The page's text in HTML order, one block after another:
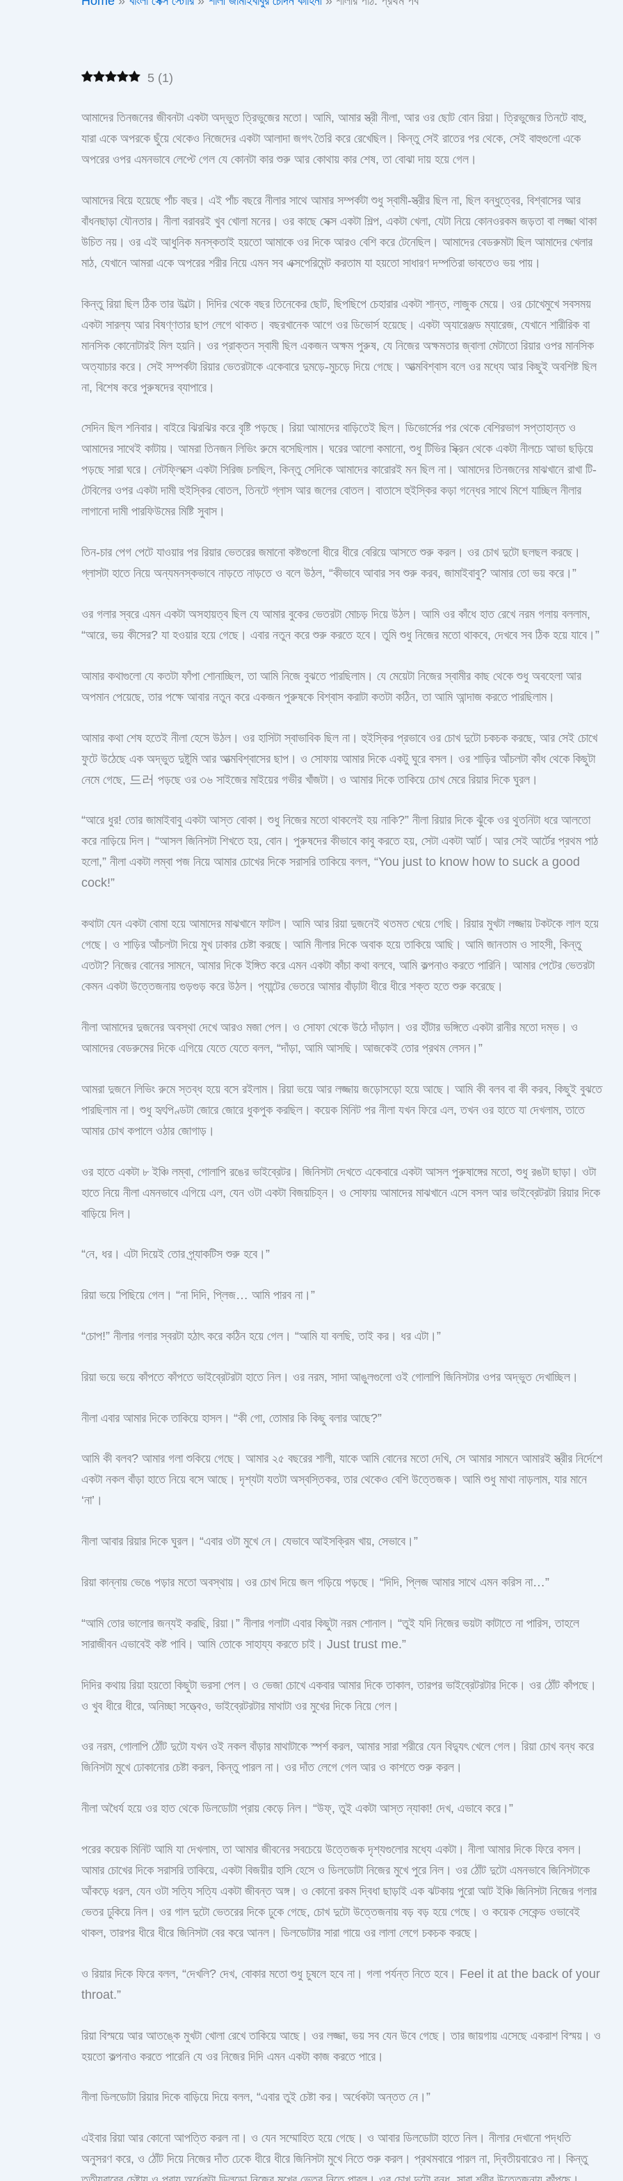
5 (1)
আমাদের তিনজনের জীবনটা একটা অদ্ভুত ত্রিভুজের মতো। আমি, আমার স্ত্রী নীলা, আর ওর ছোট বোন রিয়া। ত্রিভুজের তিনটে বাহু,
যারা একে অপরকে ছুঁয়ে থেকেও নিজেদের একটা আলাদা জগৎ তৈরি করে রেখেছিল। কিন্তু সেই রাতের পর থেকে, সেই বাহুগুলো একে
অপরের ওপর এমনভাবে লেপ্টে গেল যে কোনটা কার শুরু আর কোথায় কার শেষ, তা বোঝা দায় হয়ে গেল।
আমাদের বিয়ে হয়েছে পাঁচ বছর। এই পাঁচ বছরে নীলার সাথে আমার সম্পর্কটা শুধু স্বামী-স্ত্রীর ছিল না, ছিল বন্ধুত্বের, বিশ্বাসের আর
বাঁধনছাড়া যৌনতার। নীলা বরাবরই খুব খোলা মনের। ওর কাছে সেক্স একটা শিল্প, একটা খেলা, যেটা নিয়ে কোনওরকম জড়তা বা লজ্জা থাকা
উচিত নয়। ওর এই আধুনিক মনস্কতাই হয়তো আমাকে ওর দিকে আরও বেশি করে টেনেছিল। আমাদের বেডরুমটা ছিল আমাদের খেলার
মাঠ, যেখানে আমরা একে অপরের শরীর নিয়ে এমন সব এক্সপেরিমেন্ট করতাম যা হয়তো সাধারণ দম্পতিরা ভাবতেও ভয় পায়।
কিন্তু রিয়া ছিল ঠিক তার উল্টো। দিদির থেকে বছর তিনেকের ছোট, ছিপছিপে চেহারার একটা শান্ত, লাজুক মেয়ে। ওর চোখেমুখে সবসময়
একটা সারল্য আর বিষণ্ণতার ছাপ লেগে থাকত। বছরখানেক আগে ওর ডিভোর্স হয়েছে। একটা অ্যারেঞ্জড ম্যারেজ, যেখানে শারীরিক বা
মানসিক কোনোটারই মিল হয়নি। ওর প্রাক্তন স্বামী ছিল একজন অক্ষম পুরুষ, যে নিজের অক্ষমতার জ্বালা মেটাতো রিয়ার ওপর মানসিক
অত্যাচার করে। সেই সম্পর্কটা রিয়ার ভেতরটাকে একেবারে দুমড়ে-মুচড়ে দিয়ে গেছে। আত্মবিশ্বাস বলে ওর মধ্যে আর কিছুই অবশিষ্ট ছিল
না, বিশেষ করে পুরুষদের ব্যাপারে।
সেদিন ছিল শনিবার। বাইরে ঝিরঝির করে বৃষ্টি পড়ছে। রিয়া আমাদের বাড়িতেই ছিল। ডিভোর্সের পর থেকে বেশিরভাগ সপ্তাহান্ত ও
আমাদের সাথেই কাটায়। আমরা তিনজন লিভিং রুমে বসেছিলাম। ঘরের আলো কমানো, শুধু টিভির স্ক্রিন থেকে একটা নীলচে আভা ছড়িয়ে
পড়ছে সারা ঘরে। নেটফ্লিক্সে একটা সিরিজ চলছিল, কিন্তু সেদিকে আমাদের কারোরই মন ছিল না। আমাদের তিনজনের মাঝখানে রাখা টি-
টেবিলের ওপর একটা দামী হুইস্কির বোতল, তিনটে গ্লাস আর জলের বোতল। বাতাসে হুইস্কির কড়া গন্ধের সাথে মিশে যাচ্ছিল নীলার
লাগানো দামী পারফিউমের মিষ্টি সুবাস।
তিন-চার পেগ পেটে যাওয়ার পর রিয়ার ভেতরের জমানো কষ্টগুলো ধীরে ধীরে বেরিয়ে আসতে শুরু করল। ওর চোখ দুটো ছলছল করছে।
গ্লাসটা হাতে নিয়ে অন্যমনস্কভাবে নাড়তে নাড়তে ও বলে উঠল, “কীভাবে আবার সব শুরু করব, জামাইবাবু? আমার তো ভয় করে।”
ওর গলার স্বরে এমন একটা অসহায়ত্ব ছিল যে আমার বুকের ভেতরটা মোচড় দিয়ে উঠল। আমি ওর কাঁধে হাত রেখে নরম গলায় বললাম,
“আরে, ভয় কীসের? যা হওয়ার হয়ে গেছে। এবার নতুন করে শুরু করতে হবে। তুমি শুধু নিজের মতো থাকবে, দেখবে সব ঠিক হয়ে যাবে।”
আমার কথাগুলো যে কতটা ফাঁপা শোনাচ্ছিল, তা আমি নিজে বুঝতে পারছিলাম। যে মেয়েটা নিজের স্বামীর কাছ থেকে শুধু অবহেলা আর
অপমান পেয়েছে, তার পক্ষে আবার নতুন করে একজন পুরুষকে বিশ্বাস করাটা কতটা কঠিন, তা আমি আন্দাজ করতে পারছিলাম।
আমার কথা শেষ হতেই নীলা হেসে উঠল। ওর হাসিটা স্বাভাবিক ছিল না। হুইস্কির প্রভাবে ওর চোখ দুটো চকচক করছে, আর সেই চোখে
ফুটে উঠেছে এক অদ্ভুত দুষ্টুমি আর আত্মবিশ্বাসের ছাপ। ও সোফায় আমার দিকে একটু ঘুরে বসল। ওর শাড়ির আঁচলটা কাঁধ থেকে কিছুটা
নেমে গেছে, 드러 পড়ছে ওর ৩৬ সাইজের মাইয়ের গভীর খাঁজটা। ও আমার দিকে তাকিয়ে চোখ মেরে রিয়ার দিকে ঘুরল।
“আরে ধুর! তোর জামাইবাবু একটা আস্ত বোকা। শুধু নিজের মতো থাকলেই হয় নাকি?” নীলা রিয়ার দিকে ঝুঁকে ওর থুতনিটা ধরে আলতো
করে নাড়িয়ে দিল। “আসল জিনিসটা শিখতে হয়, বোন। পুরুষদের কীভাবে কাবু করতে হয়, সেটা একটা আর্ট। আর সেই আর্টের প্রথম পাঠ
হলো,” নীলা একটা লম্বা পজ নিয়ে আমার চোখের দিকে সরাসরি তাকিয়ে বলল, “You just to know how to suck a good
cock!”
কথাটা যেন একটা বোমা হয়ে আমাদের মাঝখানে ফাটল। আমি আর রিয়া দুজনেই থতমত খেয়ে গেছি। রিয়ার মুখটা লজ্জায় টকটকে লাল হয়ে
গেছে। ও শাড়ির আঁচলটা দিয়ে মুখ ঢাকার চেষ্টা করছে। আমি নীলার দিকে অবাক হয়ে তাকিয়ে আছি। আমি জানতাম ও সাহসী, কিন্তু
এতটা? নিজের বোনের সামনে, আমার দিকে ইঙ্গিত করে এমন একটা কাঁচা কথা বলবে, আমি কল্পনাও করতে পারিনি। আমার পেটের ভেতরটা
কেমন একটা উত্তেজনায় গুড়গুড় করে উঠল। প্যান্টের ভেতরে আমার বাঁড়াটা ধীরে ধীরে শক্ত হতে শুরু করেছে।
নীলা আমাদের দুজনের অবস্থা দেখে আরও মজা পেল। ও সোফা থেকে উঠে দাঁড়াল। ওর হাঁটার ভঙ্গিতে একটা রানীর মতো দম্ভ। ও
আমাদের বেডরুমের দিকে এগিয়ে যেতে যেতে বলল, “দাঁড়া, আমি আসছি। আজকেই তোর প্রথম লেসন।”
আমরা দুজনে লিভিং রুমে স্তব্ধ হয়ে বসে রইলাম। রিয়া ভয়ে আর লজ্জায় জড়োসড়ো হয়ে আছে। আমি কী বলব বা কী করব, কিছুই বুঝতে
পারছিলাম না। শুধু হৃৎপিণ্ডটা জোরে জোরে ধুকপুক করছিল। কয়েক মিনিট পর নীলা যখন ফিরে এল, তখন ওর হাতে যা দেখলাম, তাতে
আমার চোখ কপালে ওঠার জোগাড়।
ওর হাতে একটা ৮ ইঞ্চি লম্বা, গোলাপি রঙের ভাইব্রেটর। জিনিসটা দেখতে একেবারে একটা আসল পুরুষাঙ্গের মতো, শুধু রঙটা ছাড়া। ওটা
হাতে নিয়ে নীলা এমনভাবে এগিয়ে এল, যেন ওটা একটা বিজয়চিহ্ন। ও সোফায় আমাদের মাঝখানে এসে বসল আর ভাইব্রেটরটা রিয়ার দিকে
বাড়িয়ে দিল।
“নে, ধর। এটা দিয়েই তোর প্র্যাকটিস শুরু হবে।”
রিয়া ভয়ে পিছিয়ে গেল। “না দিদি, প্লিজ… আমি পারব না।”
“চোপ!” নীলার গলার স্বরটা হঠাৎ করে কঠিন হয়ে গেল। “আমি যা বলছি, তাই কর। ধর এটা।”
রিয়া ভয়ে ভয়ে কাঁপতে কাঁপতে ভাইব্রেটরটা হাতে নিল। ওর নরম, সাদা আঙুলগুলো ওই গোলাপি জিনিসটার ওপর অদ্ভুত দেখাচ্ছিল।
নীলা এবার আমার দিকে তাকিয়ে হাসল। “কী গো, তোমার কি কিছু বলার আছে?”
আমি কী বলব? আমার গলা শুকিয়ে গেছে। আমার ২৫ বছরের শালী, যাকে আমি বোনের মতো দেখি, সে আমার সামনে আমারই স্ত্রীর নির্দেশে
একটা নকল বাঁড়া হাতে নিয়ে বসে আছে। দৃশ্যটা যতটা অস্বস্তিকর, তার থেকেও বেশি উত্তেজক। আমি শুধু মাথা নাড়লাম, যার মানে
‘না’।
নীলা আবার রিয়ার দিকে ঘুরল। “এবার ওটা মুখে নে। যেভাবে আইসক্রিম খায়, সেভাবে।”
রিয়া কান্নায় ভেঙে পড়ার মতো অবস্থায়। ওর চোখ দিয়ে জল গড়িয়ে পড়ছে। “দিদি, প্লিজ আমার সাথে এমন করিস না…”
“আমি তোর ভালোর জন্যই করছি, রিয়া।” নীলার গলাটা এবার কিছুটা নরম শোনাল। “তুই যদি নিজের ভয়টা কাটাতে না পারিস, তাহলে
সারাজীবন এভাবেই কষ্ট পাবি। আমি তোকে সাহায্য করতে চাই। Just trust me.”
দিদির কথায় রিয়া হয়তো কিছুটা ভরসা পেল। ও ভেজা চোখে একবার আমার দিকে তাকাল, তারপর ভাইব্রেটরটার দিকে। ওর ঠোঁট কাঁপছে।
ও খুব ধীরে ধীরে, অনিচ্ছা সত্ত্বেও, ভাইব্রেটরটার মাথাটা ওর মুখের দিকে নিয়ে গেল।
ওর নরম, গোলাপি ঠোঁট দুটো যখন ওই নকল বাঁড়ার মাথাটাকে স্পর্শ করল, আমার সারা শরীরে যেন বিদ্যুৎ খেলে গেল। রিয়া চোখ বন্ধ করে
জিনিসটা মুখে ঢোকানোর চেষ্টা করল, কিন্তু পারল না। ওর দাঁত লেগে গেল আর ও কাশতে শুরু করল।
নীলা অধৈর্য হয়ে ওর হাত থেকে ডিলডোটা প্রায় কেড়ে নিল। “উফ্‌, তুই একটা আস্ত ন্যাকা! দেখ, এভাবে করে।”
পরের কয়েক মিনিট আমি যা দেখলাম, তা আমার জীবনের সবচেয়ে উত্তেজক দৃশ্যগুলোর মধ্যে একটা। নীলা আমার দিকে ফিরে বসল।
আমার চোখের দিকে সরাসরি তাকিয়ে, একটা বিজয়ীর হাসি হেসে ও ডিলডোটা নিজের মুখে পুরে নিল। ওর ঠোঁট দুটো এমনভাবে জিনিসটাকে
আঁকড়ে ধরল, যেন ওটা সত্যি সত্যি একটা জীবন্ত অঙ্গ। ও কোনো রকম দ্বিধা ছাড়াই এক ঝটকায় পুরো আট ইঞ্চি জিনিসটা নিজের গলার
ভেতর ঢুকিয়ে নিল। ওর গাল দুটো ভেতরের দিকে ঢুকে গেছে, চোখ দুটো উত্তেজনায় বড় বড় হয়ে গেছে। ও কয়েক সেকেন্ড ওভাবেই
থাকল, তারপর ধীরে ধীরে জিনিসটা বের করে আনল। ডিলডোটার সারা গায়ে ওর লালা লেগে চকচক করছে।
ও রিয়ার দিকে ফিরে বলল, “দেখলি? দেখ, বোকার মতো শুধু চুষলে হবে না। গলা পর্যন্ত নিতে হবে। Feel it at the back of your
throat.”
রিয়া বিস্ময়ে আর আতঙ্কে মুখটা খোলা রেখে তাকিয়ে আছে। ওর লজ্জা, ভয় সব যেন উবে গেছে। তার জায়গায় এসেছে একরাশ বিস্ময়। ও
হয়তো কল্পনাও করতে পারেনি যে ওর নিজের দিদি এমন একটা কাজ করতে পারে।
নীলা ডিলডোটা রিয়ার দিকে বাড়িয়ে দিয়ে বলল, “এবার তুই চেষ্টা কর। অর্ধেকটা অন্তত নে।”
এইবার রিয়া আর কোনো আপত্তি করল না। ও যেন সম্মোহিত হয়ে গেছে। ও আবার ডিলডোটা হাতে নিল। নীলার দেখানো পদ্ধতি
অনুসরণ করে, ও ঠোঁট দিয়ে নিজের দাঁত ঢেকে ধীরে ধীরে জিনিসটা মুখে নিতে শুরু করল। প্রথমবারে পারল না, দ্বিতীয়বারেও না। কিন্তু